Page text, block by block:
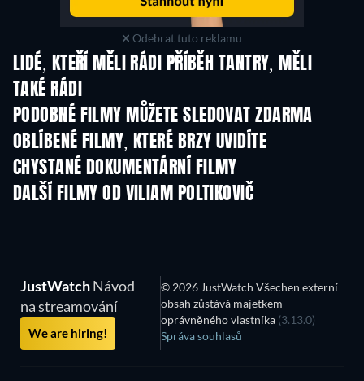
Odebrat tuto reklamu
LIDÉ, KTEŘÍ MĚLI RÁDI PŘÍBĚH TANTRY, MĚLI
TAKÉ RÁDI
PODOBNÉ FILMY MŮŽETE SLEDOVAT ZDARMA
OBLÍBENÉ FILMY, KTERÉ BRZY UVIDÍTE
CHYSTANÉ DOKUMENTÁRNÍ FILMY
DALŠÍ FILMY OD VILIAM POLTIKOVIČ
JustWatchNávod
na streamování
We are hiring!
© 2026 JustWatch Všechen externí
obsah zůstává majetkem
oprávněného vlastníka (3.13.0)
Správa souhlasů